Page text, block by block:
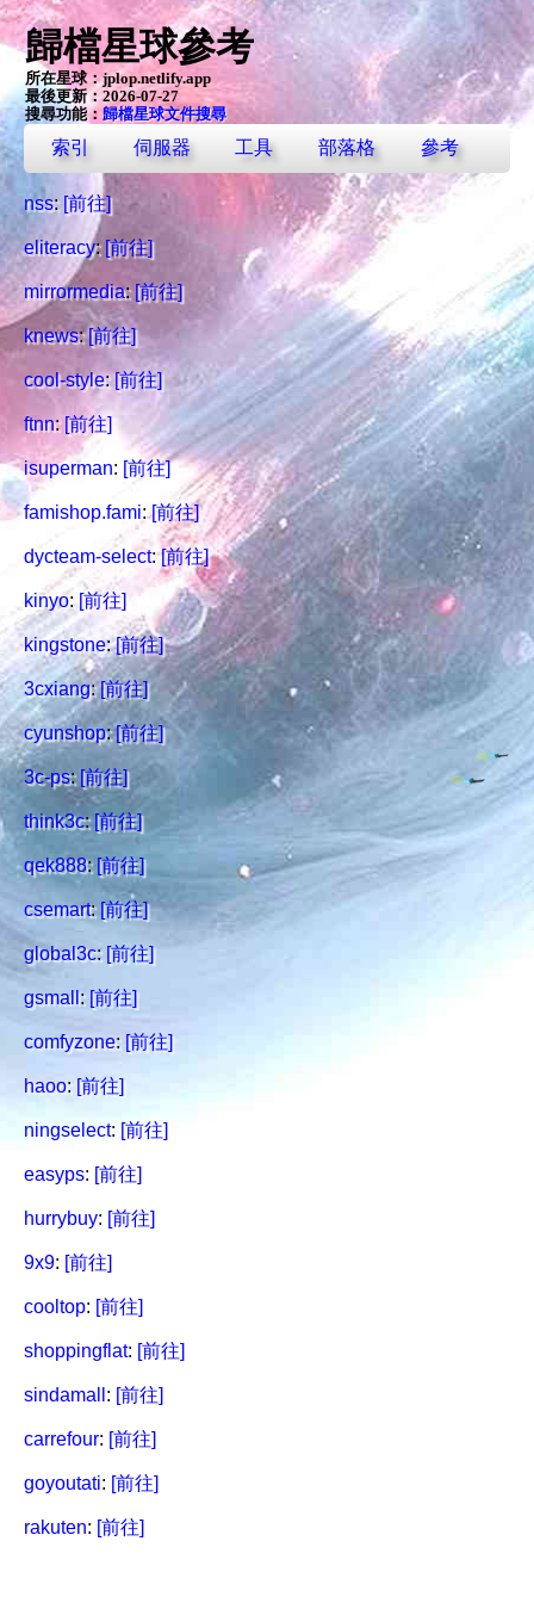
歸檔星球參考
所在星球：jplop.netlify.app
最後更新：2026-07-27
搜尋功能：歸檔星球文件搜尋
索引 伺服器 工具 部落格 參考
nss: [前往]
eliteracy: [前往]
mirrormedia: [前往]
knews:[前往]
cool-style: [前往]
ftnn: [前往]
isuperman: [前往]
famishop.fami:[前往]
dycteam-select:[前往]
kinyo: [前往]
kingstone:[前往]
3cxiang:[前往]
cyunshop:[前往]
3c-ps: [前往]
think3c: [前往]
qek888: [前往]
csemart: [前往]
global3c: [前往]
gsmall: [前往]
comfyzone: [前往]
haoo: [前往]
ningselect: [前往]
easyps: [前往]
hurrybuy: [前往]
9x9: [前往]
cooltop: [前往]
shoppingflat: [前往]
sindamall : [前往]
carrefour: [前往]
goyoutati: [前往]
rakuten: [前往]